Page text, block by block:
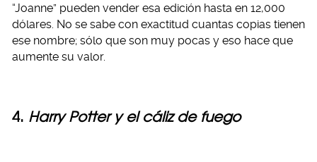
“Joanne” pueden vender esa edición hasta en 12,000
dólares. No se sabe con exactitud cuantas copias tienen
ese nombre; sólo que son muy pocas y eso hace que
aumente su valor.
4. Harry Potter y el cáliz de fuego